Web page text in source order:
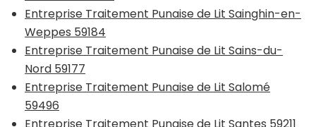
Entreprise Traitement Punaise de Lit Sainghin-en-
Weppes 59184
Entreprise Traitement Punaise de Lit Sains-du-
Nord 59177
Entreprise Traitement Punaise de Lit Salomé
59496
Entreprise Traitement Punaise de Lit Santes 59211